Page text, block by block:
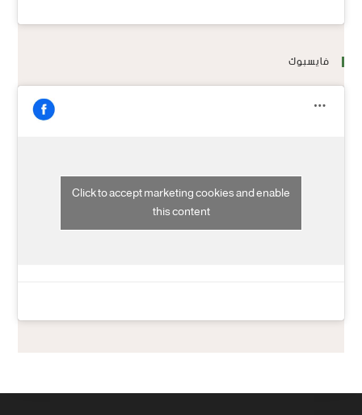
فايسبوك
Click to accept marketing cookies and enable
this content